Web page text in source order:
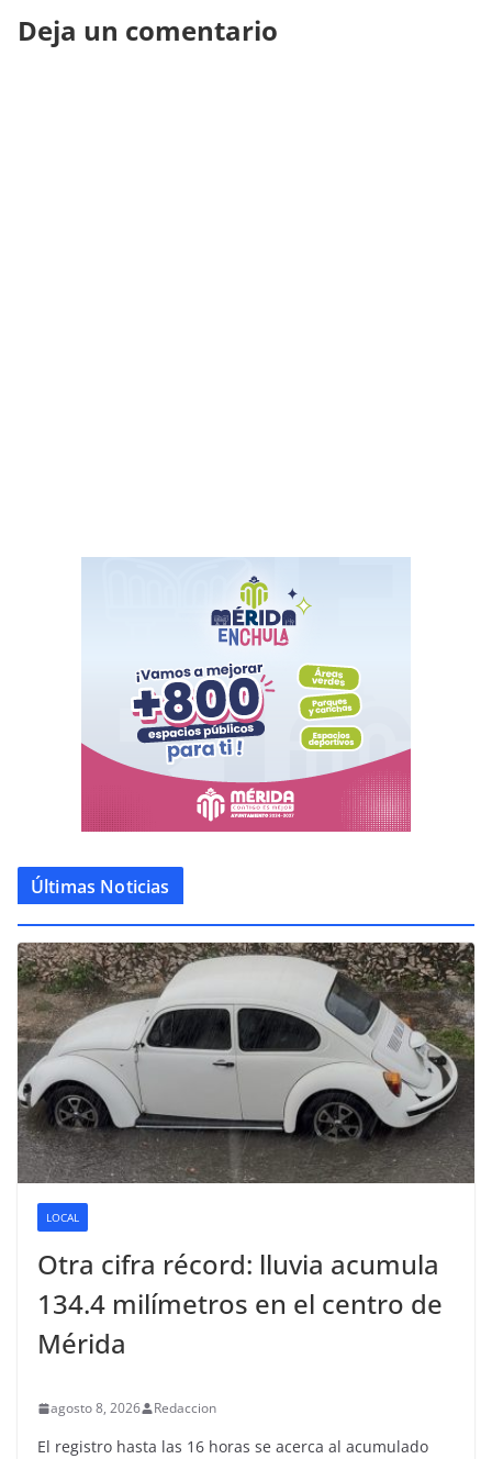
Deja un comentario
Últimas Noticias
LOCAL
Otra cifra récord: lluvia acumula
134.4 milímetros en el centro de
Mérida
agosto 8, 2026 Redaccion
El registro hasta las 16 horas se acerca al acumulado